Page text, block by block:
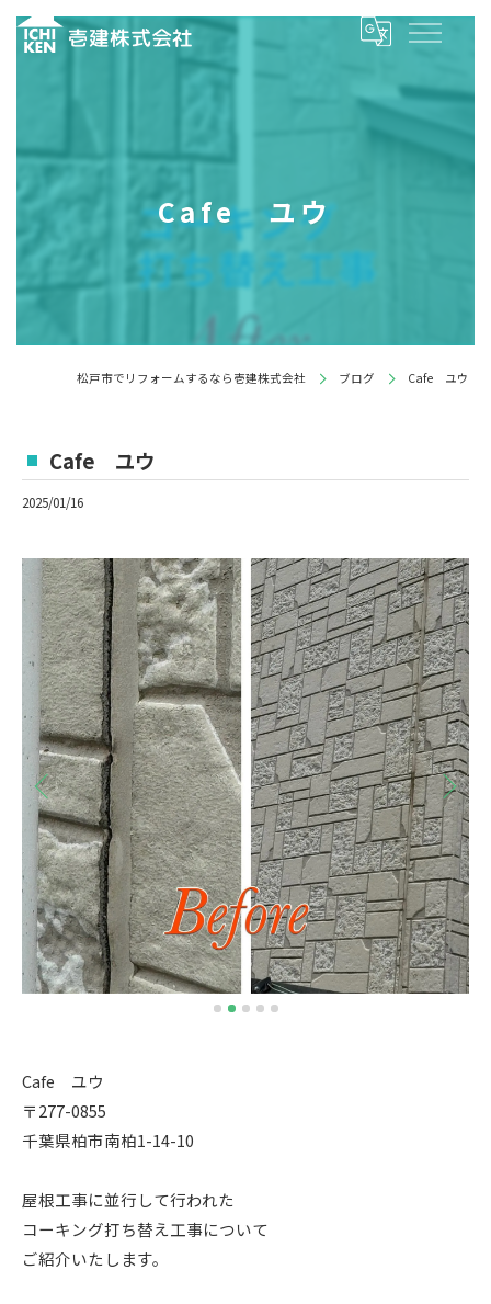
Cafe ユウ
松戸市でリフォームするなら壱建株式会社 ブログ Cafe ユウ
Cafe ユウ
2025/01/16
Cafe ユウ
​〒277-0855
千葉県柏市南柏1-14-10
屋根工事に並行して行われた
コーキング打ち替え工事について
ご紹介いたします。